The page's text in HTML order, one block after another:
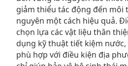
giảm thiểu tác động đến môi
nguyên một cách hiệu quả.
chọn lựa các vật liệu thân
dụng kỹ thuật tiết kiệm nước,
phù hợp với điều kiện địa